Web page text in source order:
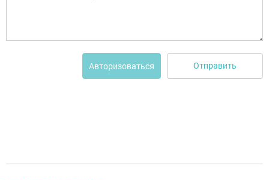
Авторизоваться Отправить